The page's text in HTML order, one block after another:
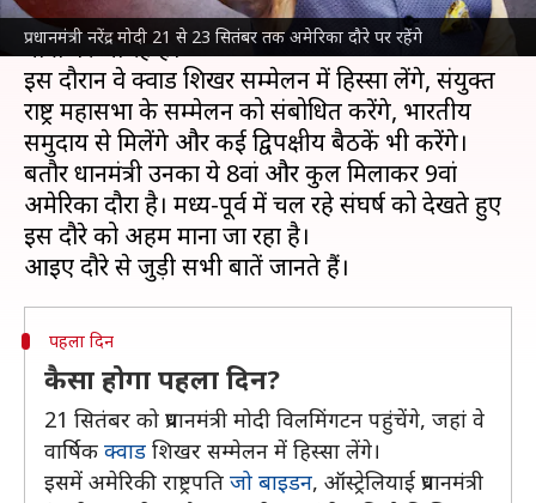
प्रधानमंत्री नरेंद्र मोदी 21 से 23 सितंबर तक अमेरिका दौरे पर रहेंगे
प्रधानमंत्रीनरेंद्र मोदी21 सितंबर से 3 दिवसीयअमेरिका
यात्रा पर जा रहे हैं।
इस दौरान वे क्वाड शिखर सम्मेलन में हिस्सा लेंगे, संयुक्त
राष्ट्र महासभा के सम्मेलन को संबोधित करेंगे, भारतीय
समुदाय से मिलेंगे और कई द्विपक्षीय बैठकें भी करेंगे।
बतौर प्रधानमंत्री उनका ये 8वां और कुल मिलाकर 9वां
अमेरिका दौरा है। मध्य-पूर्व में चल रहे संघर्ष को देखते हुए
इस दौरे को अहम माना जा रहा है।
पहला दिन
कैसा होगा पहला दिन?
21 सितंबर को प्रधानमंत्री मोदी विलमिंगटन पहुंचेंगे, जहां वे
वार्षिक क्वाड शिखर सम्मेलन में हिस्सा लेंगे।
इसमें अमेरिकी राष्ट्रपति जो बाइडन, ऑस्ट्रेलियाई प्रधानमंत्री